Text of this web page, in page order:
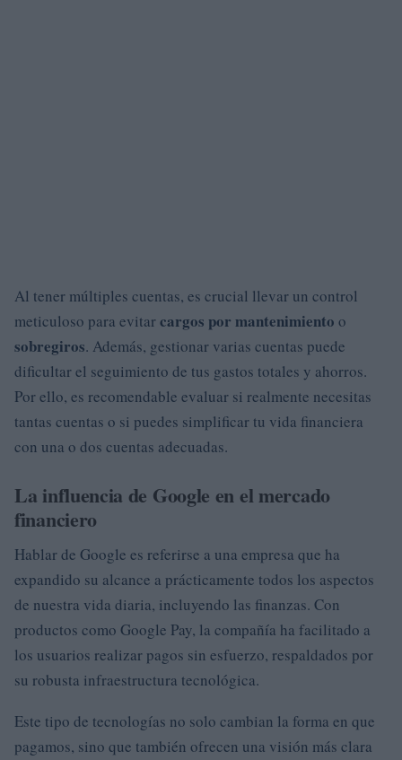
Al tener múltiples cuentas, es crucial llevar un control
meticuloso para evitarcargos por mantenimiento o
sobregiros. Además, gestionar varias cuentas puede
dificultar el seguimiento de tus gastos totales y ahorros.
Por ello, es recomendable evaluar si realmente necesitas
tantas cuentas o si puedes simplificar tu vida financiera
con una o dos cuentas adecuadas.
La influencia de Google en el mercado
financiero
Hablar de Google es referirse a una empresa que ha
expandido su alcance a prácticamente todos los aspectos
de nuestra vida diaria, incluyendo las finanzas. Con
productos como Google Pay, la compañía ha facilitado a
los usuarios realizar pagos sin esfuerzo, respaldados por
su robusta infraestructura tecnológica.
Este tipo de tecnologías no solo cambian la forma en que
pagamos, sino que también ofrecen una visión más clara